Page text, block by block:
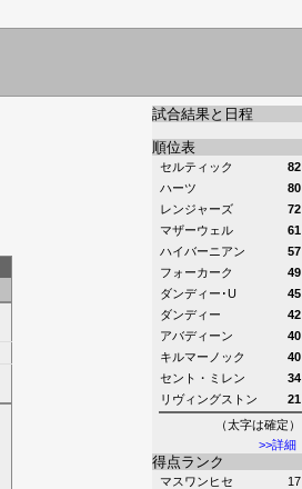
試合結果と日程
順位表
>>詳細
セルティック
82
ハーツ
80
レンジャーズ
72
マザーウェル
61
ハイバーニアン
57
フォーカーク
49
ダンディー･U
45
ダンディー
42
アバディーン
40
キルマーノック
40
セント・ミレン
34
リヴィングストン
21
（太字は確定）
得点ランク
マスワンヒセ
17